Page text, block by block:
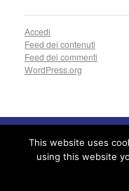
Accedi
Feed dei contenuti
Feed dei commenti
WordPress.org
This website uses
using this website